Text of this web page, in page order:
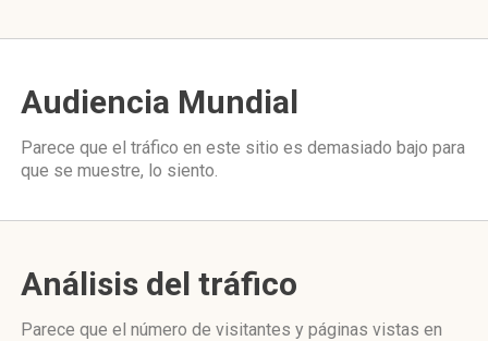
Audiencia Mundial
Parece que el tráfico en este sitio es demasiado bajo para
que se muestre, lo siento.
Análisis del tráfico
Parece que el número de visitantes y páginas vistas en